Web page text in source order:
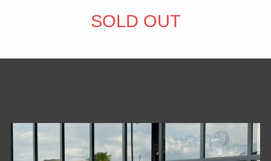
SOLD OUT